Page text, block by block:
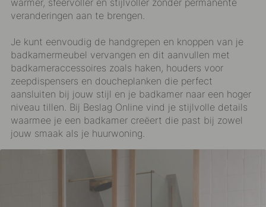
warmer, sfeervoller en stijlvoller zonder permanente
veranderingen aan te brengen.
Je kunt eenvoudig de handgrepen en knoppen van je
badkamermeubel vervangen en dit aanvullen met
badkameraccessoires zoals haken, houders voor
zeepdispensers en doucheplanken die perfect
aansluiten bij jouw stijl en je badkamer naar een hoger
niveau tillen. Bij Beslag Online vind je stijlvolle details
waarmee je een badkamer creëert die past bij zowel
jouw smaak als je huurwoning.